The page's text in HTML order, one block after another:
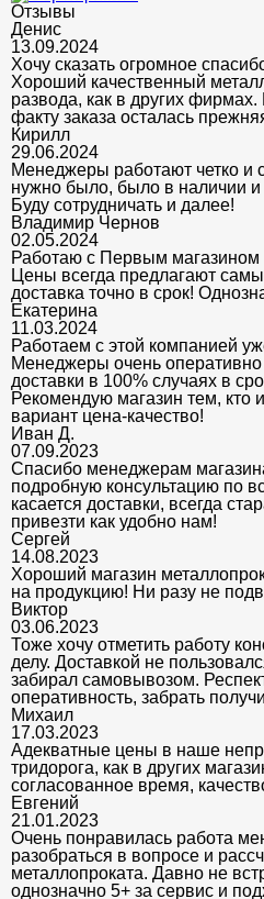
Отзывы
Денис
13.09.2024
Хочу сказать огромное
Хороший качественный
развода, как в других
факту заказа осталась
Кирилл
29.06.2024
Менеджеры работают четко и
нужно было, было в наличии
Буду сотрудничать и далее!
Владимир Чернов
02.05.2024
Работаю с Первым магазином
Цены всегда предлагают
доставка точно в срок!
Екатерина
11.03.2024
Работаем с этой компанией
Менеджеры очень
доставки в 100% случаях в
Рекомендую магазин тем, кто
вариант цена-качество!
Иван Д.
07.09.2023
Спасибо менеджерам
подробную консультацию по
касается доставки, всегда
привезти как удобно нам!
Сергей
14.08.2023
Хороший магазин
на продукцию! Ни разу не
Виктор
03.06.2023
Тоже хочу отметить работу
делу. Доставкой не
забирал самовывозом.
оперативность, забрать
Михаил
17.03.2023
Адекватные цены в наше
тридорога, как в других
согласованное время,
Евгений
21.01.2023
Очень понравилась работа
разобраться в вопросе и
металлопроката. Давно не
однозначно 5+ за сервис и